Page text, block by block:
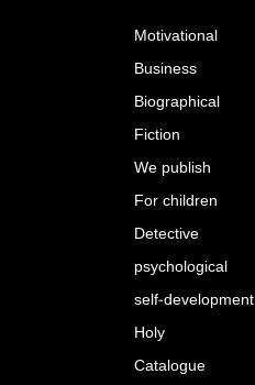
Motivational
Business
Biographical
Fiction
We publish
For children
Detective
psychological
self-development
Holy
Catalogue